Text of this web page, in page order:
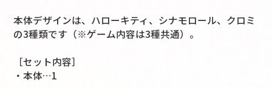
本体デザインは、ハローキティ、シナモロール、クロミ
の3種類です（※ゲーム内容は3種共通）。
［セット内容］
・本体…1